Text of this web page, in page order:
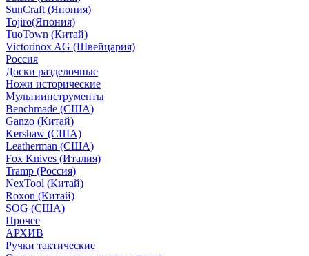
SunCraft (Япония)
Tojiro(Япония)
TuoTown (Китай)
Victorinox AG (Швейцария)
Россия
Доски разделочные
Ножи исторические
Мультиинструменты
Benchmade (США)
Ganzo (Китай)
Kershaw (США)
Leatherman (США)
Fox Knives (Италия)
Tramp (Россия)
NexTool (Китай)
Roxon (Китай)
SOG (США)
Прочее
АРХИВ
Ручки тактические